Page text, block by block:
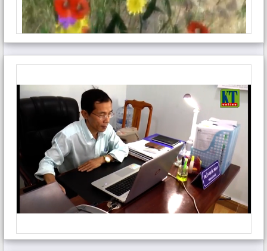
confidence to continue.
Trả lời
2 Tháng 2, 2026 lúc 8:54 chiều
manta bridge
Trả lời
Để lại một bình luận
Email của bạn sẽ không được hiển thị công khai. Các
Bình luận*